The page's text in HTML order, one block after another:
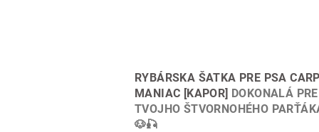
RYBÁRSKA ŠATKA PRE PSA CARP
MANIAC [KAPOR] DOKONALÁ PRE
TVOJHO ŠTVORNOHÉHO
🐶🎣